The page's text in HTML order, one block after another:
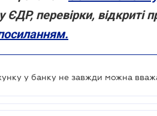
ЄДР, перевірки, відкриті